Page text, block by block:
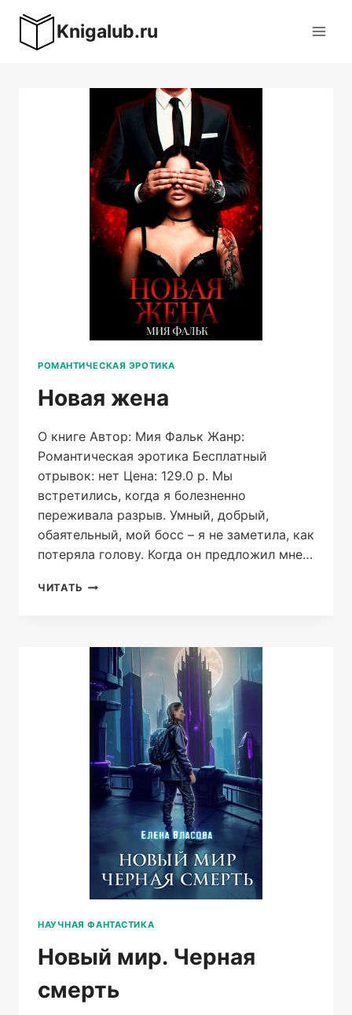
содержимому
Knigalub.ru
РОМАНТИЧЕСКАЯ ЭРОТИКА
Новая жена
О книге Автор: Мия Фальк Жанр:
Романтическая эротика Бесплатный
отрывок: нет Цена: 129.0 р. Мы
встретились, когда я болезненно
переживала разрыв. Умный, добрый,
обаятельный, мой босс – я не заметила, как
потеряла голову. Когда он предложил мне…
ЧИТАТЬ НОВАЯ
НАУЧНАЯ ФАНТАСТИКА
Новый мир. Черная
смерть